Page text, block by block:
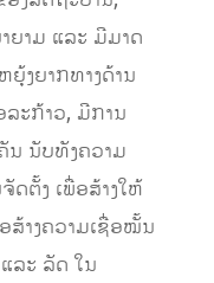
ຍາມ ແລະ ມີມາດ
ງຍາກທາງດ້ານ
ລະກ້າວ, ມີການ
ນ ນັບທັງຄວາມ
ຕັ້ງ ເພື່ອສ້າງໃຫ້
ສ້າງຄວາມເຊື່ອໝັ້ນ
ລະ ລັດ ໃນ